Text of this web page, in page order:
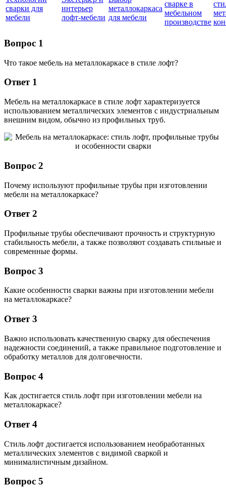
сварки для
мебели
интерьер
лофт-мебели
металлокаркаса
для мебели
сварке в
мебельном
производстве
Вопрос 1
Что такое мебель на металлокаркасе в стиле лофт?
Ответ 1
Мебель на металлокаркасе в стиле лофт характеризуется
использованием металлических элементов с индустриальным
внешним видом, обычно из профильных труб.
Вопрос 2
Почему используют профильные трубы при изготовлении
мебели на металлокаркасе?
Ответ 2
Профильные трубы обеспечивают прочность и структурную
стабильность мебели, а также позволяют создавать стильные и
современные формы.
Вопрос 3
Какие особенности сварки важны при изготовлении мебели
на металлокаркасе?
Ответ 3
Важно использовать качественную сварку для обеспечения
надежности соединений, а также правильное подготовление и
обработку металлов для долговечности.
Вопрос 4
Как достигается стиль лофт при изготовлении мебели на
металлокаркасе?
Ответ 4
Стиль лофт достигается использованием необработанных
металлических элементов с видимой сваркой и
минималистичным дизайном.
Вопрос 5